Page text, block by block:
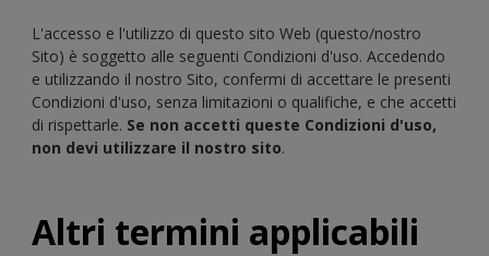
L'accesso e l'utilizzo di questo sito Web (questo/nostro
Sito) è soggetto alle seguenti Condizioni d'uso. Accedendo
e utilizzando il nostro Sito, confermi di accettare le presenti
Condizioni d'uso, senza limitazioni o qualifiche, e che accetti
di rispettarle. Se non accetti queste Condizioni d'uso,
non devi utilizzare il nostro sito.
Altri termini applicabili